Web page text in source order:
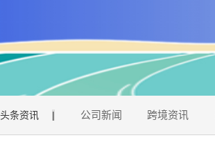
头条资讯 | 公司新闻 跨境资讯